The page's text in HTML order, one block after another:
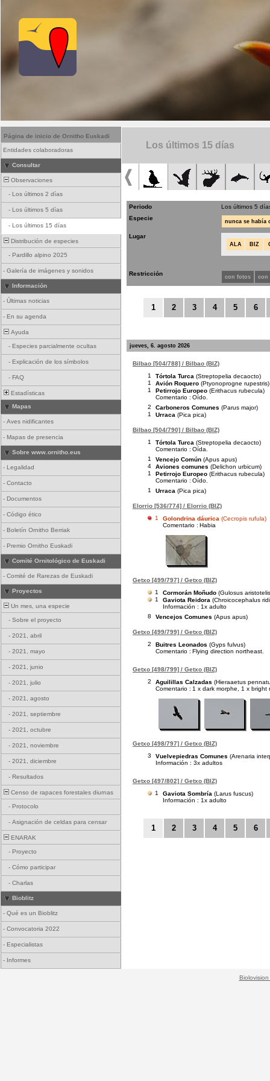
Página de inicio de Ornitho Euskadi
Entidades colaboradoras
Consultar
Observaciones
- Los últimos 2 días
- Los últimos 5 días
- Los últimos 15 días
Distribución de especies
- Pardillo alpino 2025
- Galería de imágenes y sonidos
Información
- Últimas noticias
- En su agenda
Ayuda
- Especies parcialmente ocultas
- Explicación de los símbolos
- FAQ
Estadísticas
Mapas
- Aves nidificantes
- Mapas de presencia
Sobre www.ornitho.eus
- Legalidad
- Contacto
- Documentos
- Código ético
- Boletín Ornitho Berriak
- Premio Ornitho Euskadi
Comité Ornitológico de Euskadi
- Comité de Rarezas de Euskadi
Proyectos
Un mes, una especie
- Sobre el proyecto
- 2021, abril
- 2021, mayo
- 2021, junio
- 2021, julio
- 2021, agosto
- 2021, septiembre
- 2021, octubre
- 2021, noviembre
- 2021, diciembre
- Resultados
Censo de rapaces forestales diurnas
- Protocolo
- Asignación de celdas para censar
ENARAK
- Proyecto
- Cómo participar
- Charlas
Bioblitz
- Qué es un Bioblitz
- Convocatoria 2022
- Especialistas
- Informes
Los últimos 15 días
Periodo
Los últimos 5
Especie
nunca se había
Lugar
ALA BIZ
Restricción con fotos con
1 2 3 4 5 6
jueves, 6. agosto 2026
Bilbao [504/788] / Bilbao (BIZ)
1
Tórtola Turca (Streptopelia decaocto)
1
Avión Roquero (Ptyonoprogne rupestris)
1
Petirrojo Europeo (Erithacus rubecula)
Comentario : Oído.
2
Carboneros Comunes (Parus major)
1
Urraca (Pica pica)
Bilbao [504/790] / Bilbao (BIZ)
1
Tórtola Turca (Streptopelia decaocto)
Comentario : Oída.
1
Vencejo Común (Apus apus)
4
Aviones comunes (Delichon urbicum)
1
Petirrojo Europeo (Erithacus rubecula)
Comentario : Oído.
1
Urraca (Pica pica)
Elorrio [536/774] / Elorrio (BIZ)
1
Golondrina dáurica (Cecropis rufula)
Comentario : Habia
Getxo [499/797] / Getxo (BIZ)
1
Cormorán Moñudo (Gulosus
1
Gaviota Reidora (Chroicocephalus
Información : 1x adulto
8
Vencejos Comunes (Apus apus)
Getxo [499/799] / Getxo (BIZ)
2
Buitres Leonados (Gyps fulvus)
Comentario : Flying direction northeast.
Getxo [498/799] / Getxo (BIZ)
2
Aguilillas Calzadas (Hieraaetus
Comentario : 1 x dark morphe, 1 x bright
Getxo [498/797] / Getxo (BIZ)
3
Vuelvepiedras Comunes (Arenaria
Información : 3x adultos
Getxo [497/802] / Getxo (BIZ)
1
Gaviota Sombría (Larus fuscus)
Información : 1x adulto
1 2 3 4 5 6
Biolovision